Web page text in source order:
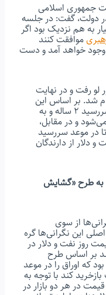
ریاست جمهوری اسلامی
دولت، گفت: در جلسه
به هم نزدیک بود اگر
موافقت کنند
خواهد آمد و دست
رفت و در نهایت
شد. بر اساس این
طرح حدود ۲۲۰ میلیون بشکه نفت با سررسید ۲ ساله و به
و در مقابل،
در موعد سررسید
و دلار از دارندگان
به طرح «گشایش
از سوی
این نگرانی‌ها گره
روز نفت و دلار در
بر اساس طرح
که اوراق را در موعد
کند با توجه به
در هر دو بازار در